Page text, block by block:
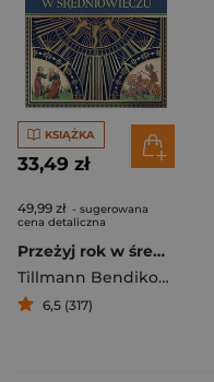
KSIĄŻKA
33,49 zł
49,99 zł - sugerowana
cena detaliczna
Przeżyj rok w średniowieczu
Tillmann Bendikowski
6,5 (317)